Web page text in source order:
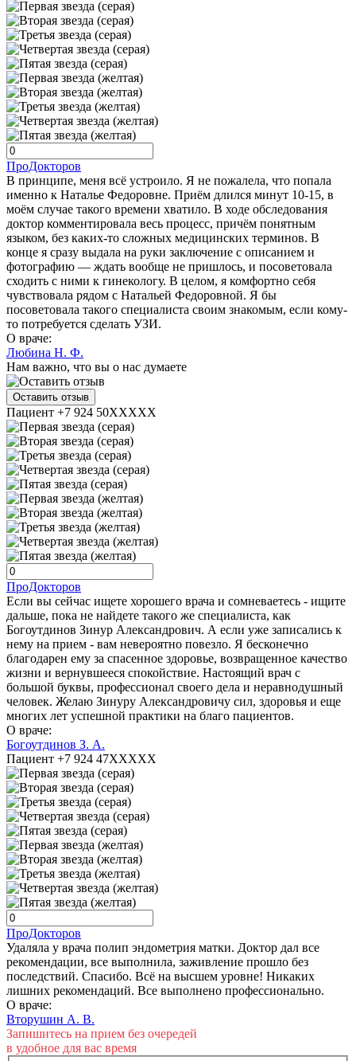
ПроДокторов
В принципе, меня всё устроило. Я не пожалела, что попала
именно к Наталье Федоровне. Приём длился минут 10-15, в
моём случае такого времени хватило. В ходе обследования
доктор комментировала весь процесс, причём понятным
языком, без каких-то сложных медицинских терминов. В
конце я сразу выдала на руки заключение с описанием и
фотографию — ждать вообще не пришлось, и посоветовала
сходить с ними к гинекологу. В целом, я комфортно себя
чувствовала рядом с Натальей Федоровной. Я бы
посоветовала такого специалиста своим знакомым, если кому-
то потребуется сделать УЗИ.
О враче:
Любина Н. Ф.
Нам важно, что вы о нас думаете
Оставить отзыв
Пациент +7 924 50XXXXX
ПроДокторов
Если вы сейчас ищете хорошего врача и сомневаетесь - ищите
дальше, пока не найдете такого же специалиста, как
Богоутдинов Зинур Александрович. А если уже записались к
нему на прием - вам невероятно повезло. Я бесконечно
благодарен ему за спасенное здоровье, возвращенное качество
жизни и вернувшееся спокойствие. Настоящий врач с
большой буквы, профессионал своего дела и неравнодушный
человек. Желаю Зинуру Александровичу сил, здоровья и еще
многих лет успешной практики на благо пациентов.
О враче:
Богоутдинов З. А.
Пациент +7 924 47XXXXX
ПроДокторов
Удаляла у врача полип эндометрия матки. Доктор дал все
рекомендации, все выполнила, заживление прошло без
последствий. Спасибо. Всё на высшем уровне! Никаких
лишних рекомендаций. Все выполнено профессионально.
О враче:
Вторушин А. В.
Запишитесь на прием без очередей
в удобное для вас время